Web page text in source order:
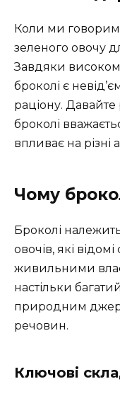
Коли ми
зеленого овочу
Завдяки високому
броколі є
раціону.
броколі
впливає на різні
Чому
Броколі
овочів, які
живильними
настільки
природним
речовин.
Ключові